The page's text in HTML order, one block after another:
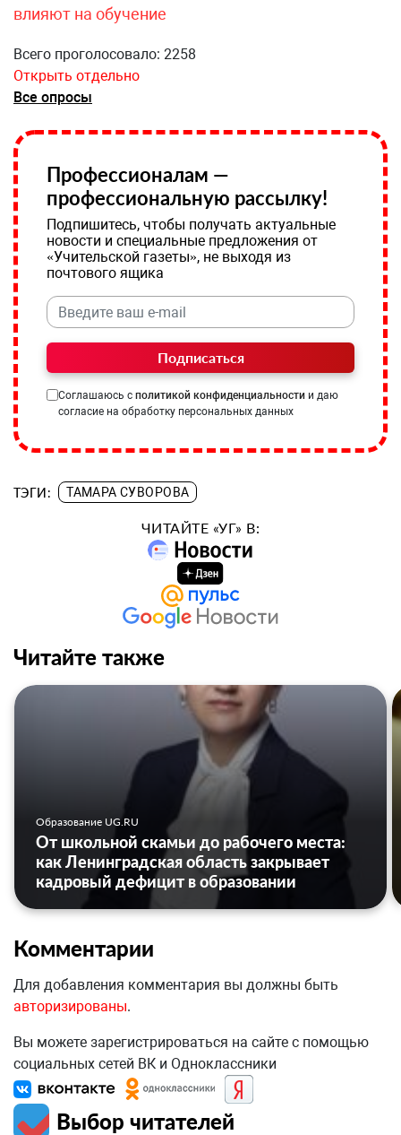
влияют на обучение
Всего проголосовало: 2258
Открыть отдельно
Все опросы
Профессионалам —
профессиональную рассылку!
Подпишитесь, чтобы получать актуальные
новости и специальные предложения от
«Учительской газеты», не выходя из
почтового ящика
Подписаться
Соглашаюсь с политикой конфиденциальности и даю
согласие на обработку персональных данных
ТЭГИ: ТАМАРА СУВОРОВА
ЧИТАЙТЕ «УГ» В:
Читайте также
Образование UG.RU
От школьной скамьи до рабочего места:
как Ленинградская область закрывает
кадровый дефицит в образовании
Комментарии
Для добавления комментария вы должны быть
авторизированы.
Вы можете зарегистрироваться на сайте с помощью
социальных сетей ВК и Одноклассники
Выбор читателей